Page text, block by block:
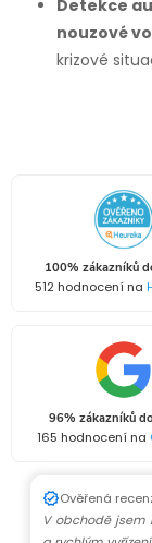
Detekce
nouzové
krizové
100% zákazníků
512 hodnocení na
96% zákazníků
165 hodnocení na
Ověřená
V obchodě jsem